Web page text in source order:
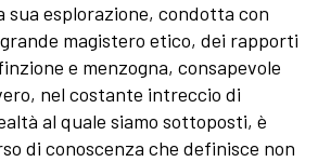
sua esplorazione, condotta con
magistero etico, dei rapporti
e menzogna, consapevole
nel costante intreccio di
al quale siamo sottoposti, è
di conoscenza che definisce non